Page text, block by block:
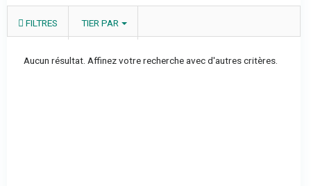
FILTRES TIER PAR
Aucun résultat. Affinez votre recherche avec d'autres critères.